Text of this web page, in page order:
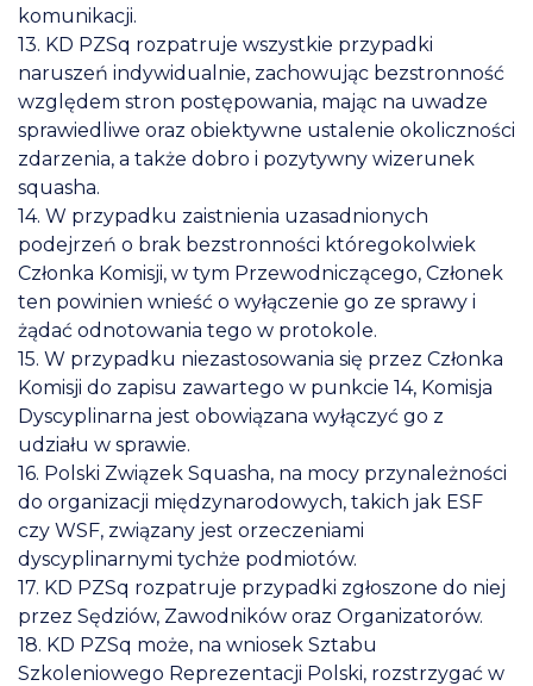
komunikacji.
13. KD PZSq rozpatruje wszystkie przypadki
naruszeń indywidualnie, zachowując bezstronność
względem stron postępowania, mając na uwadze
sprawiedliwe oraz obiektywne ustalenie okoliczności
zdarzenia, a także dobro i pozytywny wizerunek
squasha.
14. W przypadku zaistnienia uzasadnionych
podejrzeń o brak bezstronności któregokolwiek
Członka Komisji, w tym Przewodniczącego, Członek
ten powinien wnieść o wyłączenie go ze sprawy i
żądać odnotowania tego w protokole.
15. W przypadku niezastosowania się przez Członka
Komisji do zapisu zawartego w punkcie 14, Komisja
Dyscyplinarna jest obowiązana wyłączyć go z
udziału w sprawie.
16. Polski Związek Squasha, na mocy przynależności
do organizacji międzynarodowych, takich jak ESF
czy WSF, związany jest orzeczeniami
dyscyplinarnymi tychże podmiotów.
17. KD PZSq rozpatruje przypadki zgłoszone do niej
przez Sędziów, Zawodników oraz Organizatorów.
18. KD PZSq może, na wniosek Sztabu
Szkoleniowego Reprezentacji Polski, rozstrzygać w